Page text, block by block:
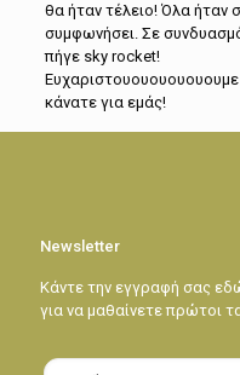
θα ήταν τέλειο! Όλα ήταν
συμφωνήσει. Σε
πήγε sky rocket!
κάνατε για εμάς!
Newsletter
Κάντε την εγγραφή σας
για να μαθαίνετε πρώτοι